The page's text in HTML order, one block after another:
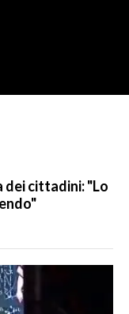
dei cittadini: "Lo